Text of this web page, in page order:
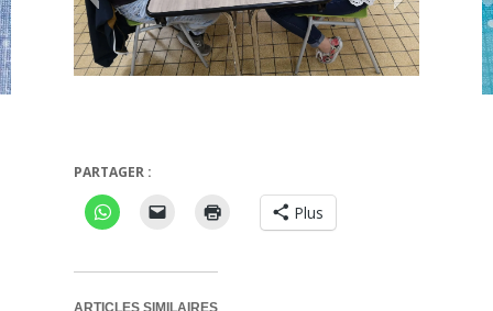
Splendor
PARTAGER :
Plus
ARTICLES SIMILAIRES